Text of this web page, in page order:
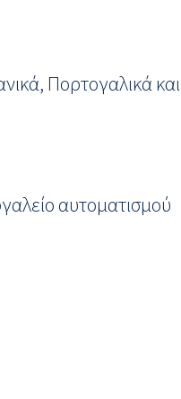
Πορτογαλικά και
αυτοματισμού